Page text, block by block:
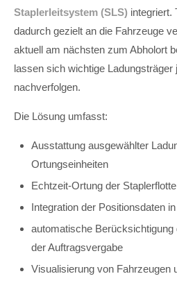
Staplerleitsystem (SLS) integriert.
dadurch gezielt an die Fahrzeuge
aktuell am nächsten zum Abholort
lassen sich wichtige Ladungsträger
nachverfolgen.
Die Lösung umfasst:
Ausstattung ausgewählter
Ortungseinheiten
Echtzeit-Ortung der
Integration der Positionsdaten
automatische Berücksichtigung
der Auftragsvergabe
Visualisierung von Fahrzeugen